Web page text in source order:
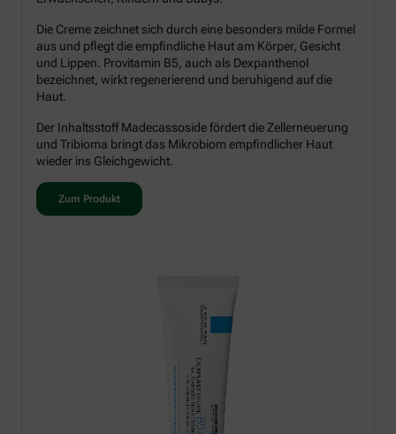
Die Creme zeichnet sich durch eine besonders milde Formel
aus und pflegt die empfindliche Haut am Körper, Gesicht
und Lippen. Provitamin B5, auch als Dexpanthenol
bezeichnet, wirkt regenerierend und beruhigend auf die
Haut.
Der Inhaltsstoff Madecassoside fördert die Zellerneuerung
und Tribioma bringt das Mikrobiom empfindlicher Haut
wieder ins Gleichgewicht.
Zum Produkt